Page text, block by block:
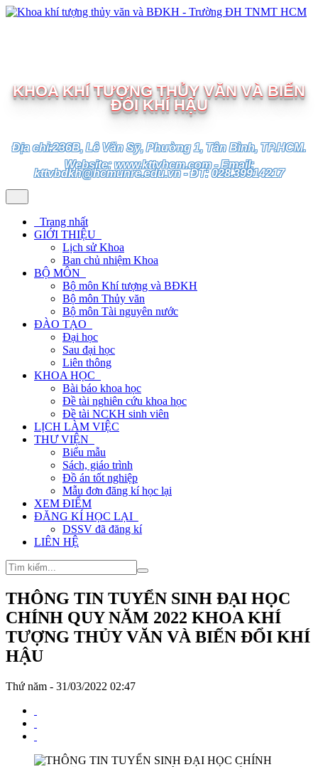
KHOA KHÍ TƯỢNG THỦY VĂN VÀ BIẾN
ĐỔI KHÍ HẬU
Địa chỉ:236B, Lê Văn Sỹ, Phường 1, Tân Bình, TP.HCM.
Website: www.kttvhcm.com - Email:
kttvbdkh@hcmunre.edu.vn - ĐT: 028.39914217
Trang nhất
GIỚI THIỆU
Lịch sử Khoa
Ban chủ nhiệm Khoa
BỘ MÔN
Bộ môn Khí tượng và BĐKH
Bộ môn Thủy văn
Bộ môn Tài nguyên nước
ĐÀO TẠO
Đại học
Sau đại học
Liên thông
KHOA HỌC
Bài báo khoa học
Đề tài nghiên cứu khoa học
Đề tài NCKH sinh viên
LỊCH LÀM VIỆC
THƯ VIỆN
Biểu mẫu
Sách, giáo trình
Đồ án tốt nghiệp
Mẫu đơn đăng kí học lại
XEM ĐIỂM
ĐĂNG KÍ HỌC LẠI
DSSV đã đăng kí
LIÊN HỆ
THÔNG TIN TUYỂN SINH ĐẠI HỌC
CHÍNH QUY NĂM 2022 KHOA KHÍ
TƯỢNG THỦY VĂN VÀ BIẾN ĐỔI KHÍ
HẬU
Thứ năm - 31/03/2022 02:47